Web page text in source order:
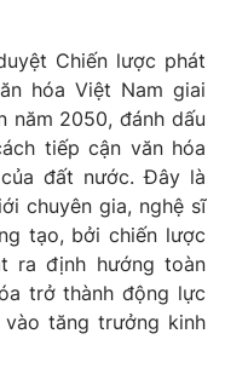
Chiến lược phát
hóa Việt Nam giai
năm 2050, đánh dấu
tiếp cận văn hóa
đất nước. Đây là
chuyên gia, nghệ sĩ
tạo, bởi chiến lược
ra định hướng toàn
trở thành động lực
tăng trưởng kinh